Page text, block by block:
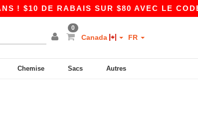
$10 DE RABAIS SUR $80 AVEC LE CODE
0
Canada FR
Chemise Sacs Autres